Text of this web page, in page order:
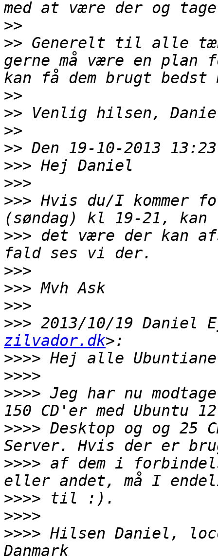
>>
>> Generelt til alle
gerne må være en
>>
>>
>>
>>
>>>
>>>
>>> Hvis du/I kommer
>>> det være der kan
>>>
>>>
>>>
>>> 2013/10/19 Daniel
zilvador.dk
>>>>
>>>>
>>>> Jeg har nu
>>>> Desktop og og 25
>>>> af dem i
>>>>
>>>>
>>>> Hilsen Daniel,